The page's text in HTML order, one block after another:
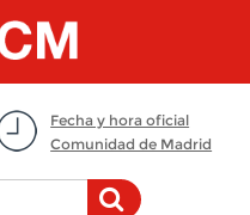
Fecha y hora oficial
Comunidad de Madrid